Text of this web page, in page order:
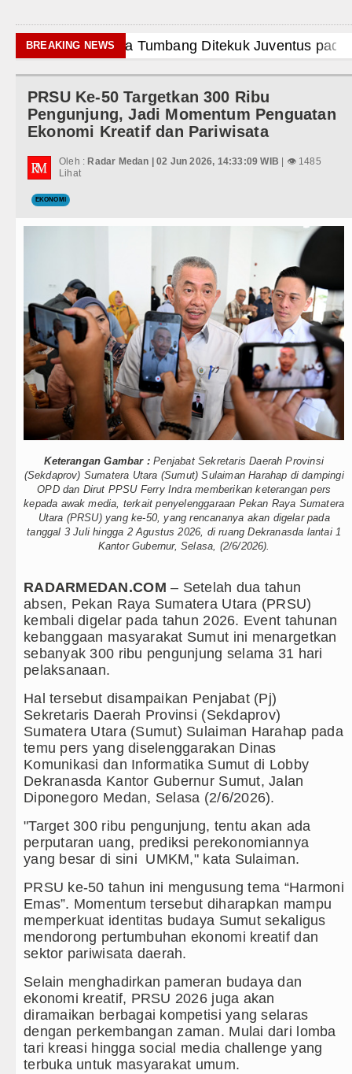
Politik
Hiburan
Olahraga
Teknologi
TIPS dan TRIK
+ Lainnya
Video
Kesehatan
Kuliner
Siraman Rohani
BREAKING NEWS
di Hong Kong
Laga Persahabatan di Perth
2026 di Hong Kong Pukul 19.00 WIB
Batas Desa Wilayah Sumut
213 Unit Ditargetkan Rampung
Salah Kaprah dan Ngawur
Dublin 5 Agustus 2026
di Hong Kong
Laga Persahabatan di Perth
2026 di Hong Kong Pukul 19.00 WIB
di Nias
Batas Desa Wilayah Sumut
213 Unit Ditargetkan Rampung
Teladan
Salah Kaprah dan Ngawur
Dublin 5 Agustus 2026
di Hong Kong
Laga Persahabatan di Perth
2026 di Hong Kong Pukul 19.00 WIB
di Nias
Batas Desa Wilayah Sumut
2026
Teladan
Dublin 5 Agustus 2026
PRSU Ke-50 Targetkan 300 Ribu
Pengunjung, Jadi Momentum Penguatan
Ekonomi Kreatif dan Pariwisata
Oleh : Radar Medan | 02 Jun 2026, 14:33:09 WIB | 👁 1485
Lihat
EKONOMI
Keterangan Gambar : Penjabat Sekretaris Daerah Provinsi
(Sekdaprov) Sumatera Utara (Sumut) Sulaiman Harahap di dampingi
OPD dan Dirut PPSU Ferry Indra memberikan keterangan pers
kepada awak media, terkait penyelenggaraan Pekan Raya Sumatera
Utara (PRSU) yang ke-50, yang rencananya akan digelar pada
tanggal 3 Juli hingga 2 Agustus 2026, di ruang Dekranasda lantai 1
Kantor Gubernur, Selasa, (2/6/2026).
RADARMEDAN.COM – Setelah dua tahun
absen, Pekan Raya Sumatera Utara (PRSU)
kembali digelar pada tahun 2026. Event tahunan
kebanggaan masyarakat Sumut ini menargetkan
sebanyak 300 ribu pengunjung selama 31 hari
pelaksanaan.
Hal tersebut disampaikan Penjabat (Pj)
Sekretaris Daerah Provinsi (Sekdaprov)
Sumatera Utara (Sumut) Sulaiman Harahap pada
temu pers yang diselenggarakan Dinas
Komunikasi dan Informatika Sumut di Lobby
Dekranasda Kantor Gubernur Sumut, Jalan
Diponegoro Medan, Selasa (2/6/2026).
"Target 300 ribu pengunjung, tentu akan ada
perputaran uang, prediksi perekonomiannya
yang besar di sini UMKM," kata Sulaiman.
PRSU ke-50 tahun ini mengusung tema “Harmoni
Emas”. Momentum tersebut diharapkan mampu
memperkuat identitas budaya Sumut sekaligus
mendorong pertumbuhan ekonomi kreatif dan
sektor pariwisata daerah.
Selain menghadirkan pameran budaya dan
ekonomi kreatif, PRSU 2026 juga akan
diramaikan berbagai kompetisi yang selaras
dengan perkembangan zaman. Mulai dari lomba
tari kreasi hingga social media challenge yang
terbuka untuk masyarakat umum.